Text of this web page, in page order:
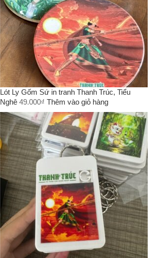
Lót Ly Gốm Sứ in tranh Thanh Trúc, Tiểu
Nghê 49.000₫ Thêm vào giỏ hàng